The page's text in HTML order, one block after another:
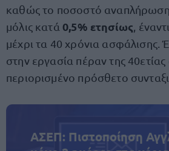
καθώς το ποσοστό
μόλις κατά 0,5% ετησίως , έναντι
μέχρι τα 40 χρόνια ασφάλισης.
στην εργασία πέραν της
περιορισμένο πρόσθετο
ΑΣΕΠ: Πιστοποίηση